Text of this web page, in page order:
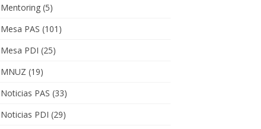
Mentoring(5)
Mesa PAS (101)
Mesa PDI (25)
MNUZ (19)
Noticias PAS (33)
Noticias PDI (29)